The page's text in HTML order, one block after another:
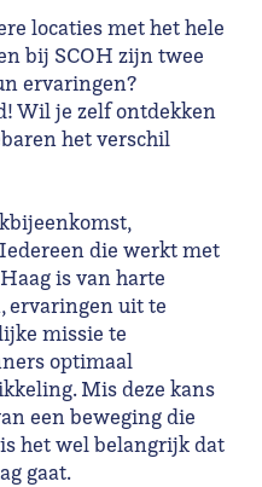
locaties met het hele
bij SCOH zijn twee
ervaringen?
Wil je zelf ontdekken
het verschil
die werkt met
is van harte
ervaringen uit te
missie te
optimaal
Mis deze kans
een beweging die
het wel belangrijk dat
gaat.